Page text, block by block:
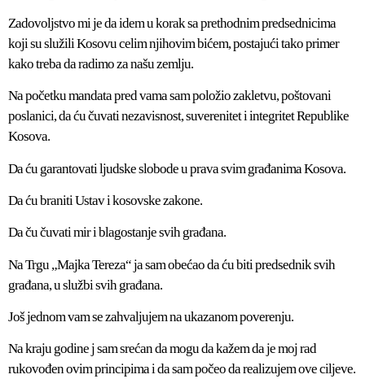
Zadovoljstvo mi je da idem u korak sa prethodnim predsednicima
koji su služili Kosovu celim njihovim bićem, postajući tako primer
kako treba da radimo za našu zemlju.
Na početku mandata pred vama sam položio zakletvu, poštovani
poslanici, da ću čuvati nezavisnost, suverenitet i integritet Republike
Kosova.
Da ću garantovati ljudske slobode u prava svim građanima Kosova.
Da ću braniti Ustav i kosovske zakone.
Da ču čuvati mir i blagostanje svih građana.
Na Trgu „Majka Tereza“ ja sam obećao da ću biti predsednik svih
građana, u službi svih građana.
Još jednom vam se zahvaljujem na ukazanom poverenju.
Na kraju godine j sam srećan da mogu da kažem da je moj rad
rukovođen ovim principima i da sam počeo da realizujem ove ciljeve.